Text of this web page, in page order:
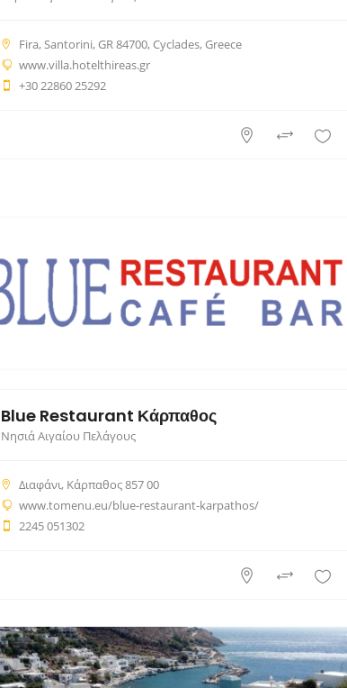
Fira, Santorini, GR 84700, Cyclades, Greece
www.villa.hotelthireas.gr
+30 22860 25292
Blue Restaurant Κάρπαθος
Νησιά Αιγαίου Πελάγους
Διαφάνι, Κάρπαθος 857 00
www.tomenu.eu/blue-restaurant-karpathos/
2245 051302